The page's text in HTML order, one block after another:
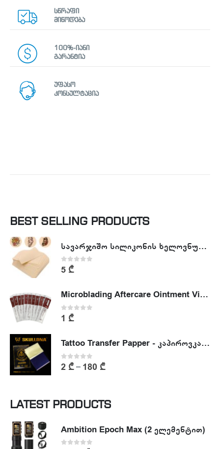
სწრაფი
მიწოდება
100%-იანი
გარანტია
უფასო
კონსულტაცია
BEST SELLING PRODUCTS
სავარჯიშო სილიკონის ხელოვნური კანი - Tattoo Practike skin
0out of 5
5 ₾
Microblading Aftercare Ointment Vitamin A&D
0 out of 5
1 ₾
Tattoo Transfer Papper - კაპიროვკა - ტატუს ესკიზის კოპირების ქაღალდი
0out of 5
2 ₾– 180 ₾
LATEST PRODUCTS
Ambition Epoch Max (2 ელემენტით)